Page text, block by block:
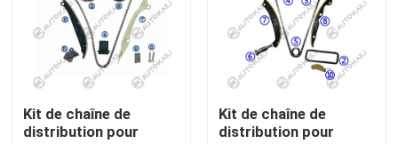
À la maison
Produits
Kit de chaîne de
distribution pour
Kit de chaîne de
distribution pour